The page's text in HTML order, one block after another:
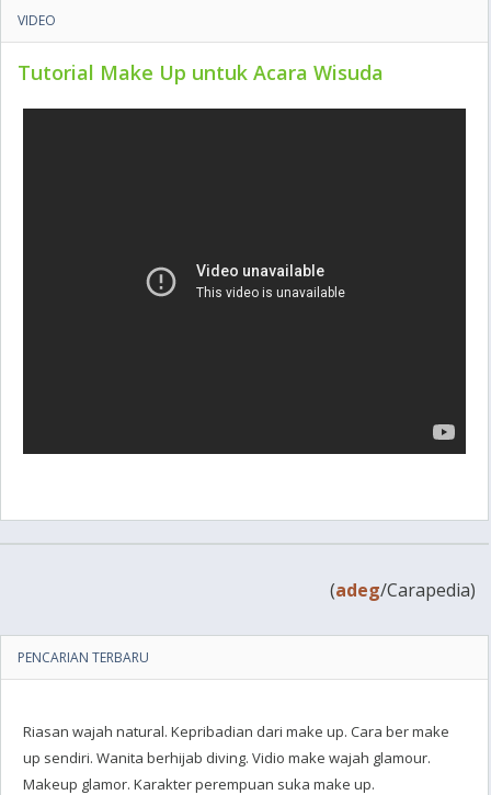
VIDEO
Tutorial Make Up untuk Acara Wisuda
(adeg/Carapedia)
PENCARIAN TERBARU
Riasan wajah natural. Kepribadian dari make up. Cara ber make
up sendiri. Wanita berhijab diving. Vidio make wajah glamour.
Makeup glamor. Karakter perempuan suka make up.